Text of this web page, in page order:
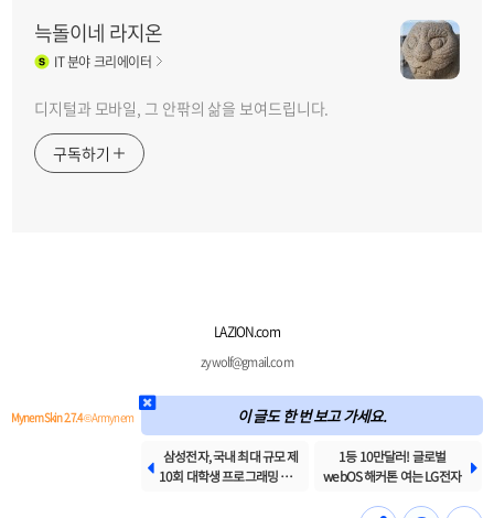
늑돌이네 라지온
IT분야 크리에이터
디지털과 모바일, 그 안팎의 삶을 보여드립니다.
구독하기
LAZION.com
zywolf@gmail.com
Mynem Skin 2.7.4© Armynem 이 글도 한 번 보고 가세요.
 삼성전자, 국내 최대 규모 제
10회 대학생 프로그래밍 경진
1등 10만달러! 글로벌
webOS 해커톤 여는 LG전자 